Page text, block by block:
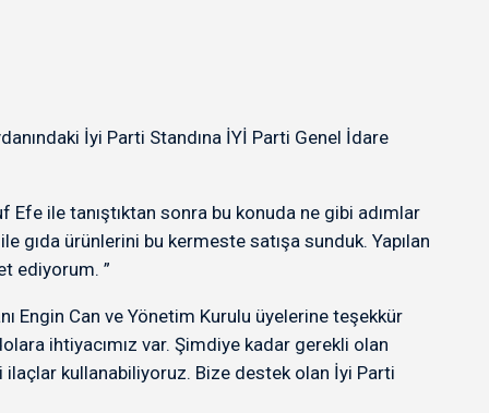
İyi Parti Standına İYİ Parti Genel İdare
Efe ile tanıştıktan sonra bu konuda ne gibi adımlar
gıda ürünlerini bu kermeste satışa sunduk. Yapılan
ediyorum. ”
Engin Can ve Yönetim Kurulu üyelerine teşekkür
ihtiyacımız var. Şimdiye kadar gerekli olan
ilaçlar kullanabiliyoruz. Bize destek olan İyi Parti